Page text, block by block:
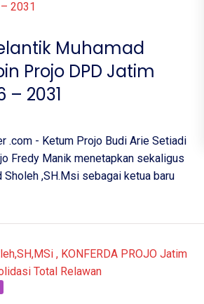
Muhamad
Projo DPD Jatim
– 2031
.com - Ketum Projo Budi Arie Setiadi
Fredy Manik menetapkan sekaligus
Sholeh ,SH.Msi sebagai ketua baru